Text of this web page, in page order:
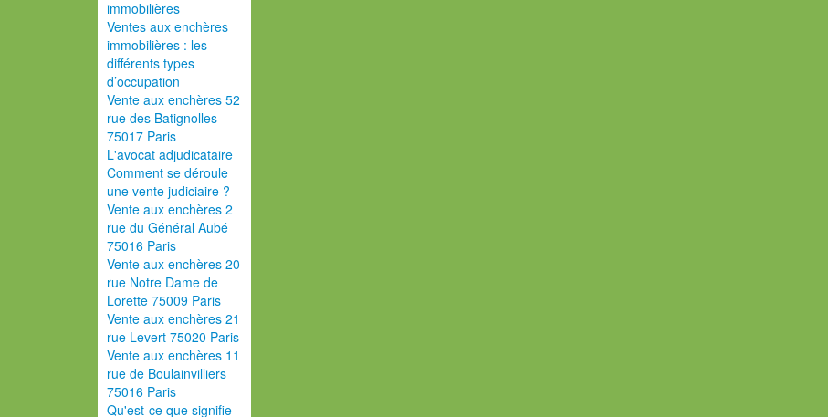
immobilières
Ventes aux enchères
immobilières : les
différents types
d’occupation
Vente aux enchères 52
rue des Batignolles
75017 Paris
L'avocat adjudicataire
Comment se déroule
une vente judiciaire ?
Vente aux enchères 2
rue du Général Aubé
75016 Paris
Vente aux enchères 20
rue Notre Dame de
Lorette 75009 Paris
Vente aux enchères 21
rue Levert 75020 Paris
Vente aux enchères 11
rue de Boulainvilliers
75016 Paris
Qu'est-ce que signifie